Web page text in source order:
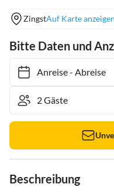
ZingstAuf Karte anzeigen
Bitte Daten und
Anreise- Abreise
Beschreibung